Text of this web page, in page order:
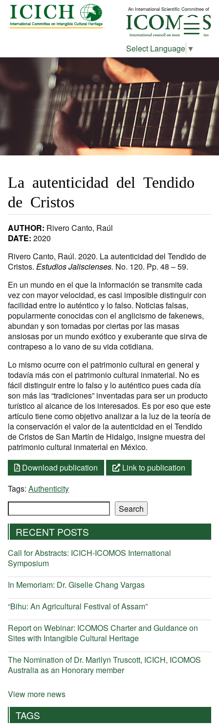
An International Scientific Committee of
Select Language ▼
La autenticidad del Tendido
de Cristos
AUTHOR: Rivero Canto, Raúl
DATE: 2020
Rivero Canto, Raúl. 2020. La autenticidad del Tendido de
Cristos. Estudios Jaliscienses. No. 120. Pp. 48 – 59.
En un mundo en el que la información se transmite cada
vez con mayor velocidad, es casi imposible distinguir con
facilidad entre lo auténtico y lo falso. Noticias falsas,
popularmente conocidas con el anglicismo de fakenews,
abundan y son tomadas por ciertas por las masas
ansiosas por un mundo exótico y exuberante que sirva de
contrapeso a lo vano de su vida cotidiana.
Lo mismo ocurre con el patrimonio cultural en general y
todavía más con el patrimonio cultural inmaterial. No es
fácil distinguir entre lo falso y lo auténtico pues cada día
son más las “tradiciones” inventadas para ser un producto
turístico al alcance de los interesados. Es por eso que este
artículo tiene como objetivo analizar a la luz de la teoría de
la conservación el valor de la autenticidad en el Tendido
de Cristos de San Martín de Hidalgo, insigne muestra del
patrimonio cultural inmaterial en México.
Download publication
Link to publication
Tags: Authenticity
Search
Search
RECENT POSTS
Call for Abstracts: ICICH-ICOMOS International
Symposium
In Memoriam: Dr. Giselle Chang Vargas
“Bihu: An Agricultural Festival of Assam”
Report on Webinar: ICOMOS Charter and Guidance on
Sites with Intangible Cultural Heritage
The Nomination of Dr. Marilyn Truscott, ICICH, ICOMOS
Australia as an Honorary member
View more news
TAGS